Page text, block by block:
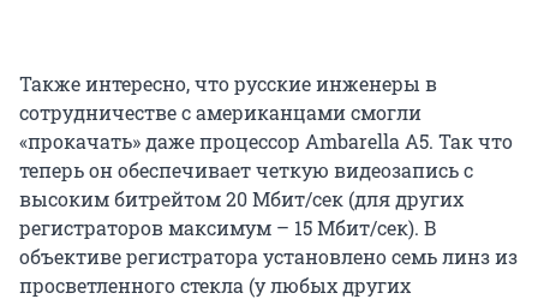
Также интересно, что русские инженеры в
сотрудничестве с американцами смогли
«прокачать» даже процессор Ambarella A5. Так что
теперь он обеспечивает четкую видеозапись с
высоким битрейтом 20 Мбит/сек (для других
регистраторов максимум – 15 Мбит/сек). В
объективе регистратора установлено семь линз из
просветленного стекла (у любых других